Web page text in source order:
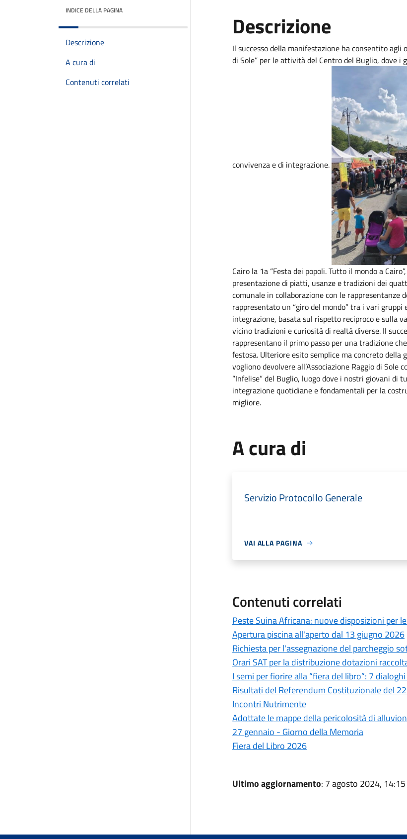
INDICE DELLA PAGINA
Descrizione
A cura di
Contenuti correlati
Descrizione
Il successo della manifestazione ha consentito agli
di Sole” per le attività del Centro del Buglio, dove
convivenza e di integrazione.
Cairo la 1a “Festa dei popoli. Tutto il mondo a
presentazione di piatti, usanze e tradizioni dei
comunale in collaborazione con le
rappresentato un “giro del mondo” tra i vari
integrazione, basata sul rispetto reciproco e sulla
vicino tradizioni e curiosità di realtà diverse. Il
rappresentano il primo passo per una tradizione
festosa. Ulteriore esito semplice ma concreto
vogliono devolvere all’Associazione Raggio di
“Infelise” del Buglio, luogo dove i nostri giovani di
integrazione quotidiane e fondamentali per la
migliore.
A cura di
Servizio Protocollo Generale
VAI ALLA PAGINA
Contenuti correlati
Peste Suina Africana: nuove disposizioni per
Apertura piscina all'aperto dal 13 giugno 2026
Richiesta per l'assegnazione del parcheggio
Orari SAT per la distribuzione dotazioni
I semi per fiorire alla “fiera del libro”: 7
Risultati del Referendum Costituzionale del
Incontri Nutrimente
Adottate le mappe della pericolosità di
27 gennaio - Giorno della Memoria
Fiera del Libro 2026
Ultimo aggiornamento: 7 agosto 2024, 14:15